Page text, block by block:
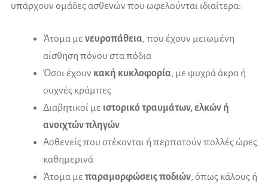
υπάρχουν ομάδες ασθενών που ωφελούνται ιδιαίτερα:
Άτομα με νευροπάθεια, που έχουν μειωμένη
αίσθηση πόνου στα πόδια
Όσοι έχουν κακή κυκλοφορία, με ψυχρά άκρα ή
συχνές κράμπες
Διαβητικοί με ιστορικό τραυμάτων, ελκών ή
ανοιχτών πληγών
Ασθενείς που στέκονται ή περπατούν πολλές ώρες
καθημερινά
Άτομα με παραμορφώσεις ποδιών, όπως κάλους ή